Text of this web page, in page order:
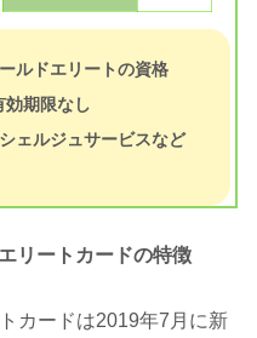
ルドエリートの資格
効期限なし
ェルジュサービスなど
リートカードの特徴
カードは2019年7月に新